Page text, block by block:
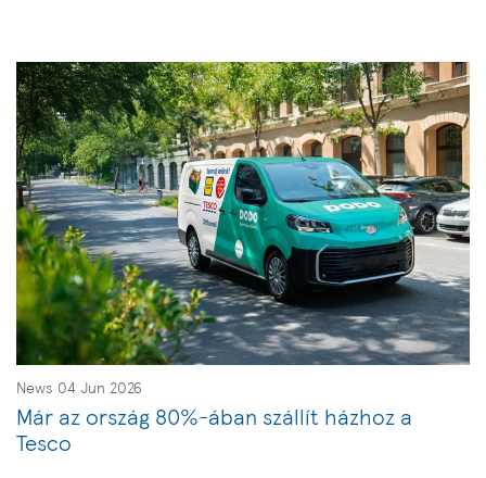
News 04 Jun 2026
Már az ország 80%-ában szállít házhoz a
Tesco